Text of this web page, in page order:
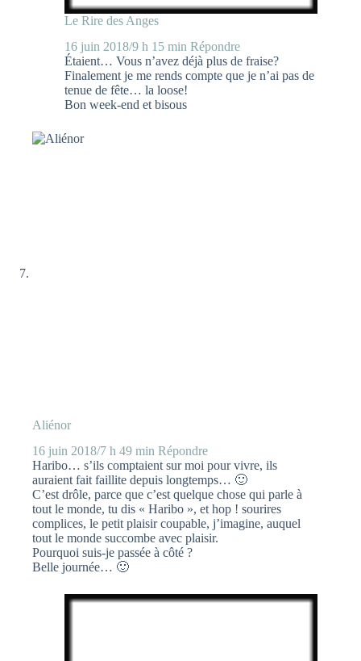
Le Rire des Anges
16 juin 2018/9 h 15 min Répondre
Étaient… Vous n’avez déjà plus de fraise?
Finalement je me rends compte que je n’ai pas de
tenue de fête… la loose!
Bon week-end et bisous
Aliénor
16 juin 2018/7 h 49 min Répondre
Haribo… s’ils comptaient sur moi pour vivre, ils
auraient fait faillite depuis longtemps… 🙂
C’est drôle, parce que c’est quelque chose qui parle à
tout le monde, tu dis « Haribo », et hop ! sourires
complices, le petit plaisir coupable, j’imagine, auquel
tout le monde succombe avec plaisir.
Pourquoi suis-je passée à côté ?
Belle journée… 🙂